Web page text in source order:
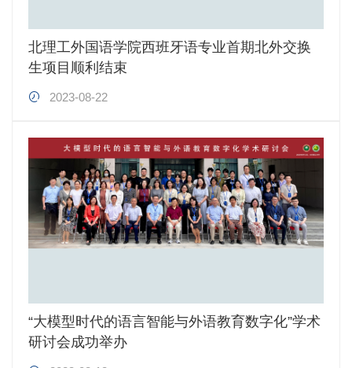
北理工外国语学院西班牙语专业首期北外交换
生项目顺利结束
2023-08-22
“大模型时代的语言智能与外语教育数字化”学术
研讨会成功举办